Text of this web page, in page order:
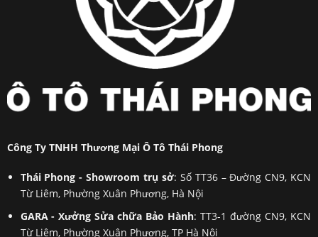
Công Ty TNHH Thương Mại Ô Tô Thái Phong
Thái Phong - Showroom trụ sở: Số TT36 – Đường CN9, KCN
Từ Liêm, Phường Xuân Phương, Hà Nội
GARA - Xưởng Sửa chữa Bảo Hành: TT3-1 đường CN9, KCN
Từ Liêm, Phường Xuân Phương, TP Hà Nội